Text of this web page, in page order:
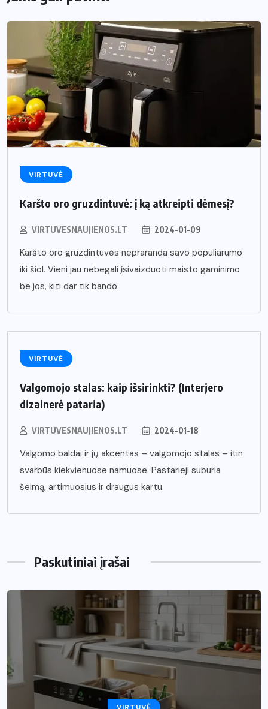
VIRTUVĖ
Karšto oro gruzdintuvė: į ką atkreipti dėmesį?
VIRTUVESNAUJIENOS.LT 2024-01-09
Karšto oro gruzdintuvės nepraranda savo populiarumo
iki šiol. Vieni jau nebegali įsivaizduoti maisto gaminimo
be jos, kiti dar tik bando
VIRTUVĖ
Valgomojo stalas: kaip išsirinkti? (Interjero
dizainerė pataria)
VIRTUVESNAUJIENOS.LT 2024-01-18
Valgomo baldai ir jų akcentas – valgomojo stalas – itin
svarbūs kiekvienuose namuose. Pastarieji suburia
šeimą, artimuosius ir draugus kartu
Paskutiniai įrašai